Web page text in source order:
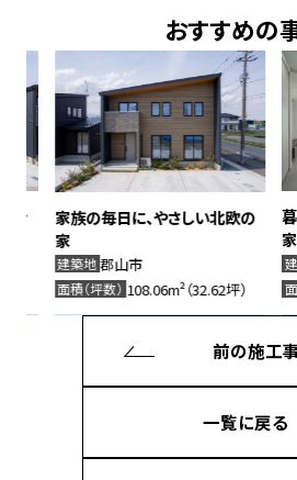
おすすめの
家族の毎日に、やさしい北欧の
建築地郡山市
面積（坪数）108.06m²（32.62坪）
暮ら
建築地
面積
前の施工
一覧に戻る